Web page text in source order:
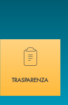
immediata?
Hai bisogno di
TRASPARENZA